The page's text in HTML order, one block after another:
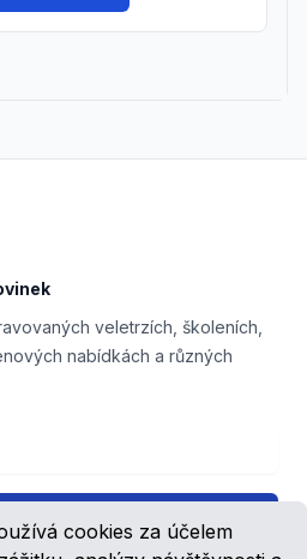
cookies za účelem
veletrzích, školeních,
nabídkách a různých
Přihlášení